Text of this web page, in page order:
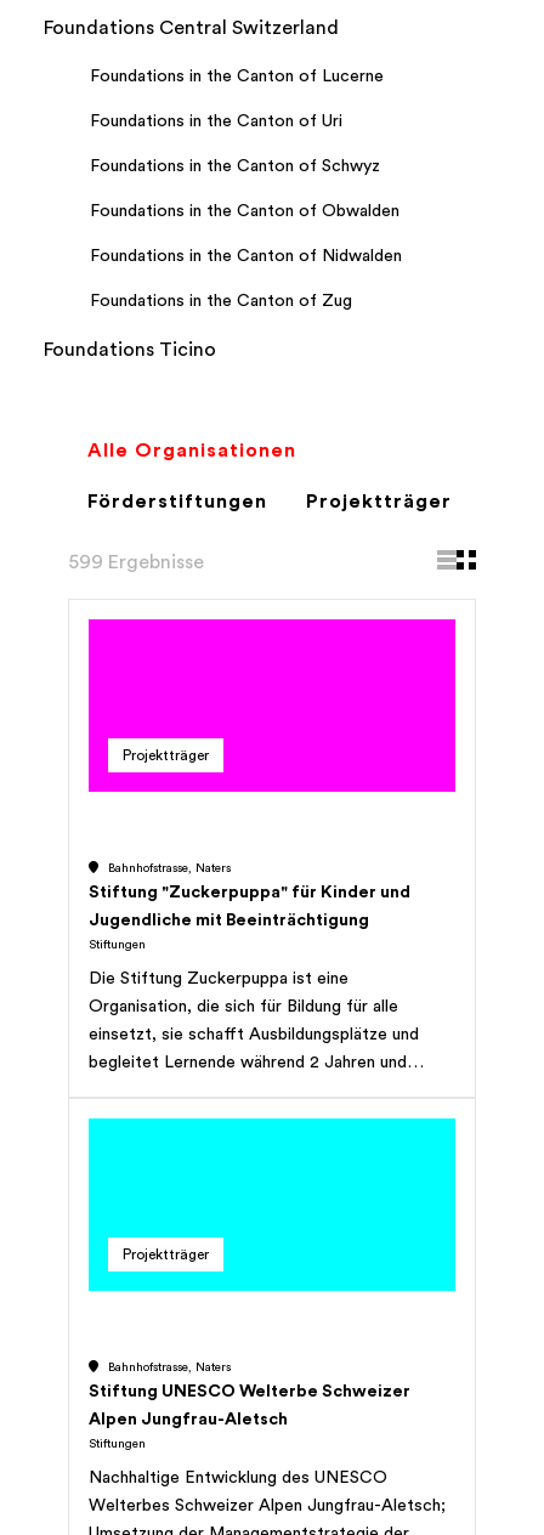
Foundations Central Switzerland
Foundations in the Canton of Lucerne
Foundations in the Canton of Uri
Foundations in the Canton of Schwyz
Foundations in the Canton of Obwalden
Foundations in the Canton of Nidwalden
Foundations in the Canton of Zug
Foundations Ticino
Alle Organisationen
Förderstiftungen Projektträger
599 Ergebnisse
Projektträger
Bahnhofstrasse, Naters
Stiftung "Zuckerpuppa" für Kinder und
Jugendliche mit Beeinträchtigung
Stiftungen
Die Stiftung Zuckerpuppa ist eine
Organisation, die sich für Bildung für alle
einsetzt, sie schafft Ausbildungsplätze und
begleitet Lernende während 2 Jahren und
Weg in die Berufswelt.
Projektträger
Bahnhofstrasse, Naters
Stiftung UNESCO Welterbe Schweizer
Alpen Jungfrau-Aletsch
Stiftungen
Nachhaltige Entwicklung des UNESCO
Welterbes Schweizer Alpen Jungfrau-Aletsch;